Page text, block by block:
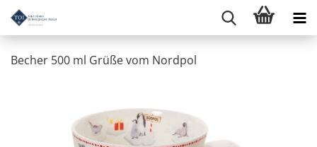
Becher 500 ml Grüße vom Nordpol